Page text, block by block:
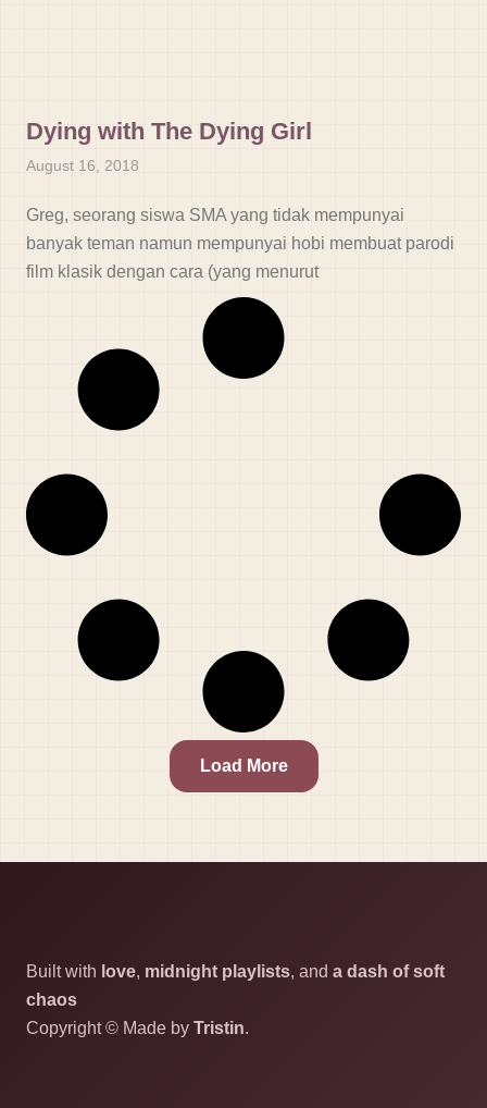
Dying with The Dying Girl
August 16, 2018
Greg, seorang siswa SMA yang tidak mempunyai
banyak teman namun mempunyai hobi membuat parodi
film klasik dengan cara (yang menurut
Load More
Built with love, midnight playlists, and a dash of soft
chaos
Copyright © Made by Tristin.